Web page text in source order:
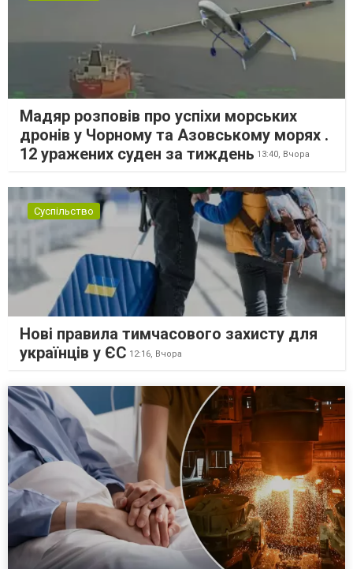
Мадяр розповів про успіхи морських
дронів у Чорному та Азовському морях .
12 уражених суден за тиждень 13:40, Вчора
Суспільство
Нові правила тимчасового захисту для
українців у ЄС 12:16, Вчора